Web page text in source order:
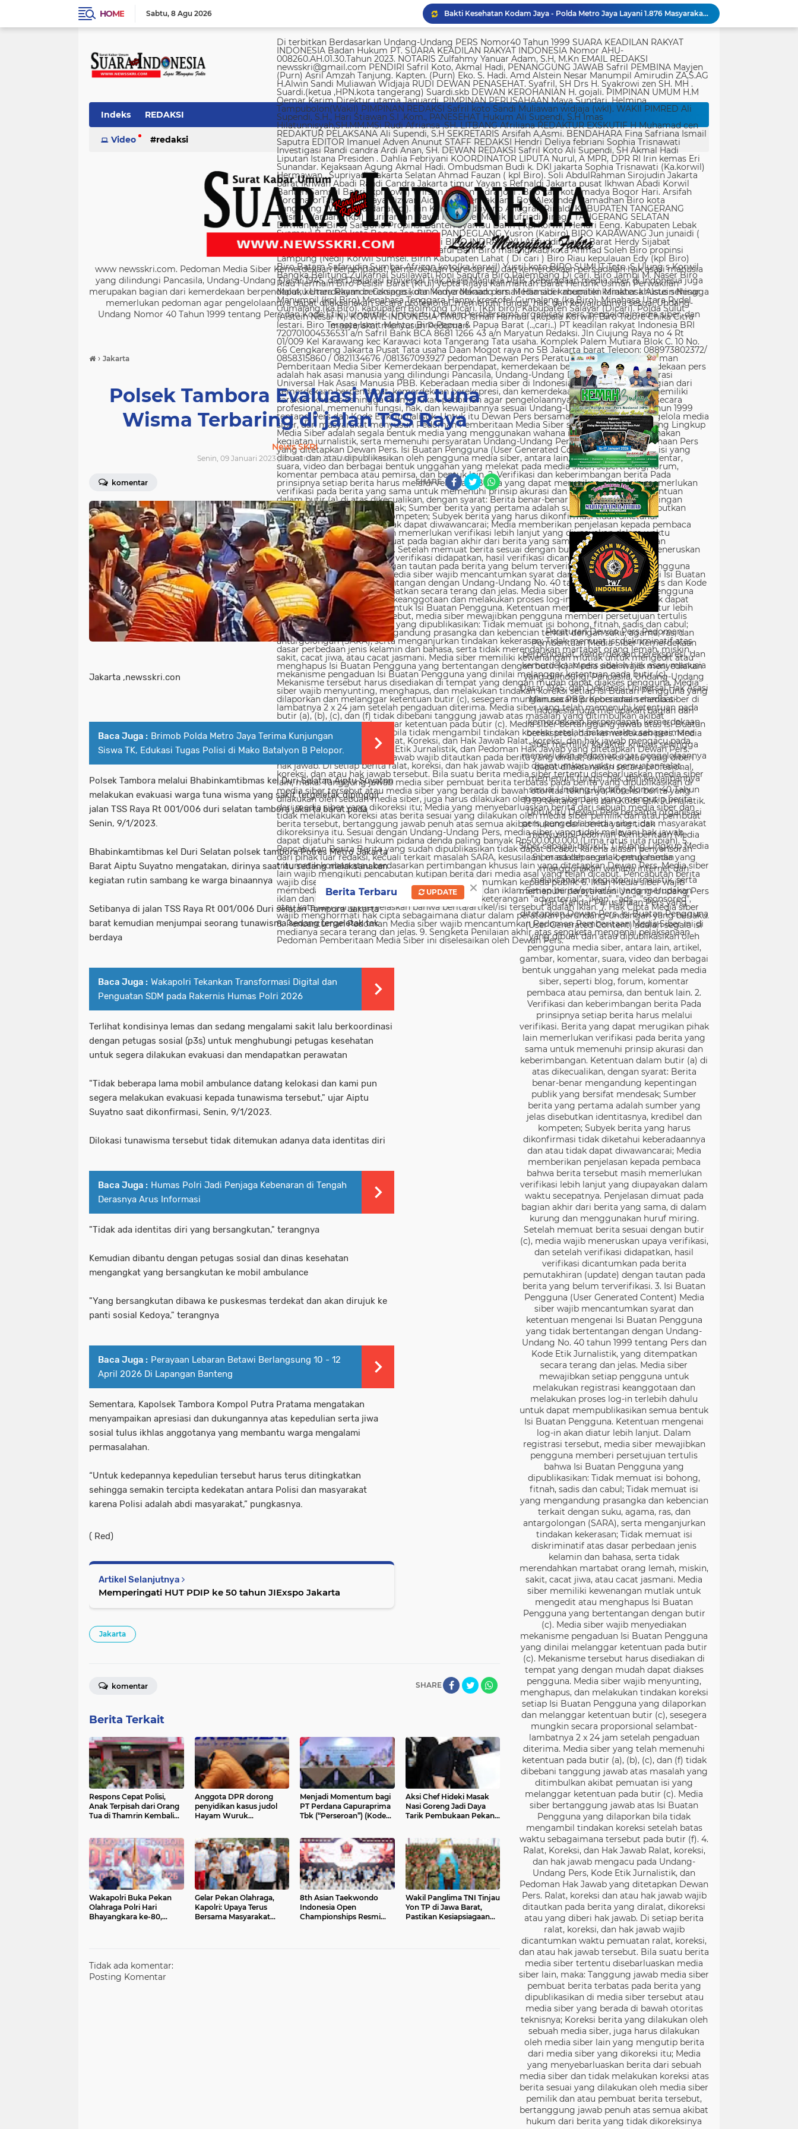
HOME Sabtu 8 Agu 2026
Bakti Kesehatan Kodam Jaya - Polda Metro Jaya Layani 1.876 Masyarakat di Monas
Dit Samapta Polda Metro Jaya Kerahkan Personel Bantu Tangani Kebakaran Gedung Bapenda
Imigrasi deportasi 25 WN Vietnam terkait izin tinggal
Bahu Membahu Demi Desa Sehat, Satgas TMMD Bersama Warga Bersihkan Saluran Air
Bapenda) Kabupaten Bekasi bersama sejumlah instansi terkait menggelar operasi
Di terbitkan Berdasarkan Undang-Undang PERS Nomor40 Tahun 1999 SUARA KEADILAN RAKYAT INDONESIA Badan Hukum PT. SUARA KEADILAN RAKYAT INDONESIA Nomor AHU-008260.AH.01.30.Tahun 2023. NOTARIS Zulfahmy Yanuar Adam, S.H, M.Kn EMAIL REDAKSI newsskri@gmail.com PENDIRI Safril Koto, Akmal Hadi, PENANGGUNG JAWAB Safril PEMBINA Mayjen (Purn) Asril Amzah Tanjung. Kapten. (Purn) Eko. S. Hadi. Amd Alstein Nesar Manumpil Amirudin ZA,S.AG H.Alwin Sandi Muliawan Widjaja RUDI DEWAN PENASEHAT. Syafril, SH Drs H. Syakrowi zen SH. MH . Suardi.(ketua ,HPN.kota tangerang) Suardi.skb DEWAN KEROHANIAN H. gojali. PIMPINAN UMUM H.M Qemar Karim Direktur utama Januardi. PIMPINAN PERUSAHAAN Maya Sundari. Helmina Tampubolon(Wakil) PIMPINAN REDAKSI Safril koto Sandi Muliawan widjaja (wkl). WAKIl PIMRED Ali Supendi, S.H., Hari Stiawan S.I .Kom., PANESEHAT Hukum Ali Supendi, S.H Imas Hilatunnisyah,SH.MM.MSi Rudi Afriansa ,SH. LITBANG Afriliana REDAKTUR EXSKUTIF H Muhamad cen REDAKTUR PELAKSANA Ali Supendi, S.H SEKRETARIS Arsifah A,Asmi. BENDAHARA Fina Safriana Ismail Saputra EDITOR Imanuel Adven Anunut STAFF REDAKSI Hendri Deliya febriani Sophia Trisnawati Investigasi Randi candra Ardi Anan, SH. DEWAN REDAKSI Safril Koto Ali Supendi, SH Akmal Hadi Liputan Istana Presiden . Dahlia Febriyani KOORDINATOR LIPUTA Nurul, A MPR, DPR RI Irin kemas Eri Sunandar. Kejaksaan Agung Akmal Hadi. Ombudsman Budi k. DKI jakarta Sophia Trisnawati (Ka.korwil) Hermawan . Supriyadi. Jakarta Selatan Ahmad Fauzan ( kpl Biro). Soli AbdulRahman Sirojudin Jakarta barat Ikhwan Abadi Randi Candra Jakarta timur Yayan s Refnaldi Jakarta pusat Ikhwan Abadi Korwil Banten Samsul Bahri (kpl kowil) Wirson risman Indra joni . Biro kab/kota madya Bogor Hari. Arsifah KordinatorTangerang raya Rizwan Aidil ( kpl. Perwakilan). Boy Alexander Ramadhan Biro kota Tangerang Wisnu Wardana(kpl). Irin Kamas Andriyano Anugrah Rinaldi KABUPATEN TANGERANG Wisnu Wardana (kpl) Nuriyaman David Natanael Manik Sufriadi Sinaga TANGERANG SELATAN Dirman(kpl Biro) Sargono Propinsi Banten Syamsu Bahri ( kpl korwil) Hendri Eeng. Kabupaten Lebak Syamsul B. BIRO kota Bogor Jon BIRO PANDEGLANG Yusron (Kabiro) BIRO KARAWANG Jun junaidi ( kpl Biro) Ugi . BIRO KUNINGAN Nurhadi BIRO INDRAMAYU Afifuddin Jawa Barat Herdy Sijabat (kapowil). BIRO JAWA TIMUR Sofiyan Saful Bahi Biro malang kab/kota Ahmad Soleh Biro propinsi Lampung (Nedi) Korwil Sumsel. Birin Kabupaten Lahat ( Di cari ) Biro Riau kepulauan Edy (kpl Biro) Biro Batam Safarudin Sumbar Afrizon koto(ka korwil) Yusril koto BIRO SUMUT Toto. S Ulung s Korwil Bangka Belitung Zulkarnai Susilawati Roni Saputra Biro Palembang Di cari. Biro Jambi M. Naser Biro Riau Hermain Biro Pesisir Barat (Krui) yepta Rijaya Kalimantan Barat Hendrik Usman Perwakilan Maluku Utara Raymon Caniago kota Madya Manado Ismail Hamadi kabupaten Minahasa Alstein Nesar Manumpil (kpl Biro) Menahasa Tenggara Hanny krestofel Gumalang (ka.Biro). Minahasa Utara Rydel Gumalang.(ka.Biro). kabupaten Bolmong Dicari. (Kpl biro). Kabupaten Salayar (Dicari). Polda Sulut (Alstein Nesar N). KORWIL INDONESIA TIMUR Ismail Hamadi .(kepala Korwil). Biro Tidore Chika Citra lestari. Biro Ternate Ismit Mohtar Biro Papua & Papua Barat (..,cari..) PT keadilan rakyat Indonesia BRI 720701004536531 a/n Safril Bank BCA 8681 1266 43 a/n Maryatun Redaksi. Jln Ciujung Raya no 4 Rt 01/009 Kel Karawang kec Karawaci kota Tangerang Tata usaha. Komplek Palem Mutiara Blok C. 10 No. 66 Cengkareng Jakarta Pusat Tata usaha Daan Mogot raya no 5B Jakarta barat Telepon: 088973802372/ 0858315860 / 0821134676 /081367093927 pedoman Dewan Pers Peraturan Dewan Pers Pedoman Pemberitaan Media Siber Kemerdekaan berpendapat, kemerdekaan berekspresi, dan kemerdekaan pers adalah hak asasi manusia yang dilindungi Pancasila, Undang-Undang Dasar 1945, dan Deklarasi Universal Hak Asasi Manusia PBB. Keberadaan media siber di Indonesia juga merupakan bagian dari kemerdekaan berpendapat, kemerdekaan berekspresi, dan kemerdekaan pers. Media siber memiliki karakter khusus sehingga memerlukan pedoman agar pengelolaannya dapat dilaksanakan secara profesional, memenuhi fungsi, hak, dan kewajibannya sesuai Undang-Undang Nomor 40 Tahun 1999 tentang Pers dan Kode Etik Jurnalistik. Untuk itu Dewan Pers bersama organisasi pers, pengelola media siber, dan masyarakat menyusun Pedoman Pemberitaan Media Siber sebagai berikut: 1. Ruang Lingkup Media Siber adalah segala bentuk media yang menggunakan wahana internet dan melaksanakan kegiatan jurnalistik, serta memenuhi persyaratan Undang-Undang Pers dan Standar Perusahaan Pers yang ditetapkan Dewan Pers. Isi Buatan Pengguna (User Generated Content) adalah segala isi yang dibuat dan atau dipublikasikan oleh pengguna media siber, antara lain, artikel, gambar, komentar, suara, video dan berbagai bentuk unggahan yang melekat pada media siber, seperti blog, forum, komentar pembaca atau pemirsa, dan bentuk lain. 2. Verifikasi dan keberimbangan berita Pada prinsipnya setiap berita harus melalui verifikasi. Berita yang dapat merugikan pihak lain memerlukan verifikasi pada berita yang sama untuk memenuhi prinsip akurasi dan keberimbangan. Ketentuan dalam butir (a) di atas dikecualikan, dengan syarat: Berita benar-benar mengandung kepentingan publik yang bersifat mendesak; Sumber berita yang pertama adalah sumber yang jelas disebutkan identitasnya, kredibel dan kompeten; Subyek berita yang harus dikonfirmasi tidak diketahui keberadaannya dan atau tidak dapat diwawancarai; Media memberikan penjelasan kepada pembaca bahwa berita tersebut masih memerlukan verifikasi lebih lanjut yang diupayakan dalam waktu secepatnya. Penjelasan dimuat pada bagian akhir dari berita yang sama, di dalam kurung dan menggunakan huruf miring. Setelah memuat berita sesuai dengan butir (c), media wajib meneruskan upaya verifikasi, dan setelah verifikasi didapatkan, hasil verifikasi dicantumkan pada berita pemutakhiran (update) dengan tautan pada berita yang belum terverifikasi. 3. Isi Buatan Pengguna (User Generated Content) Media siber wajib mencantumkan syarat dan ketentuan mengenai Isi Buatan Pengguna yang tidak bertentangan dengan Undang-Undang No. 40 tahun 1999 tentang Pers dan Kode Etik Jurnalistik, yang ditempatkan secara terang dan jelas. Media siber mewajibkan setiap pengguna untuk melakukan registrasi keanggotaan dan melakukan proses log-in terlebih dahulu untuk dapat mempublikasikan semua bentuk Isi Buatan Pengguna. Ketentuan mengenai log-in akan diatur lebih lanjut. Dalam registrasi tersebut, media siber mewajibkan pengguna memberi persetujuan tertulis bahwa Isi Buatan Pengguna yang dipublikasikan: Tidak memuat isi bohong, fitnah, sadis dan cabul; Tidak memuat isi yang mengandung prasangka dan kebencian terkait dengan suku, agama, ras, dan antargolongan (SARA), serta menganjurkan tindakan kekerasan; Tidak memuat isi diskriminatif atas dasar perbedaan jenis kelamin dan bahasa, serta tidak merendahkan martabat orang lemah, miskin, sakit, cacat jiwa, atau cacat jasmani. Media siber memiliki kewenangan mutlak untuk mengedit atau menghapus Isi Buatan Pengguna yang bertentangan dengan butir (c). Media siber wajib menyediakan mekanisme pengaduan Isi Buatan Pengguna yang dinilai melanggar ketentuan pada butir (c). Mekanisme tersebut harus disediakan di tempat yang dengan mudah dapat diakses pengguna. Media siber wajib menyunting, menghapus, dan melakukan tindakan koreksi setiap Isi Buatan Pengguna yang dilaporkan dan melanggar ketentuan butir (c), sesegera mungkin secara proporsional selambat-lambatnya 2 x 24 jam setelah pengaduan diterima. Media siber yang telah memenuhi ketentuan pada butir (a), (b), (c), dan (f) tidak dibebani tanggung jawab atas masalah yang ditimbulkan akibat pemuatan isi yang melanggar ketentuan pada butir (c). Media siber bertanggung jawab atas Isi Buatan Pengguna yang dilaporkan bila tidak mengambil tindakan koreksi setelah batas waktu sebagaimana tersebut pada butir (f). 4. Ralat, Koreksi, dan Hak Jawab Ralat, koreksi, dan hak jawab mengacu pada Undang-Undang Pers, Kode Etik Jurnalistik, dan Pedoman Hak Jawab yang ditetapkan Dewan Pers. Ralat, koreksi dan atau hak jawab wajib ditautkan pada berita yang diralat, dikoreksi atau yang diberi hak jawab. Di setiap berita ralat, koreksi, dan hak jawab wajib dicantumkan waktu pemuatan ralat, koreksi, dan atau hak jawab tersebut. Bila suatu berita media siber tertentu disebarluaskan media siber lain, maka: Tanggung jawab media siber pembuat berita terbatas pada berita yang dipublikasikan di media siber tersebut atau media siber yang berada di bawah otoritas teknisnya; Koreksi berita yang dilakukan oleh sebuah media siber, juga harus dilakukan oleh media siber lain yang mengutip berita dari media siber yang dikoreksi itu; Media yang menyebarluaskan berita dari sebuah media siber dan tidak melakukan koreksi atas berita sesuai yang dilakukan oleh media siber pemilik dan atau pembuat berita tersebut, bertanggung jawab penuh atas semua akibat hukum dari berita yang tidak dikoreksinya itu. Sesuai dengan Undang-Undang Pers, media siber yang tidak melayani hak jawab dapat dijatuhi sanksi hukum pidana denda paling banyak Rp500.000.000 (Lima ratus juta rupiah). 5. Pencabutan Berita Berita yang sudah dipublikasikan tidak dapat dicabut karena alasan penyensoran dari pihak luar redaksi, kecuali terkait masalah SARA, kesusilaan, masa depan anak, pengalaman traumatik korban atau berdasarkan pertimbangan khusus lain yang ditetapkan Dewan Pers. Media siber lain wajib mengikuti pencabutan kutipan berita dari media asal yang telah dicabut. Pencabutan berita wajib disertai dengan alasan pencabutan dan diumumkan kepada publik. 6. Iklan Media siber wajib membedakan dengan tegas antara produk berita dan iklan. Setiap berita/artikel/isi yang merupakan iklan dan atau isi berbayar wajib mencantumkan keterangan ”advertorial”, ”iklan”, ”ads”, ”spons
Indeks REDAKSI
Video redaksi
www newsskri.com. Pedoman Media Siber Kemerdekaan berpendapat, kemerdekaan berekspresi, dan kemerdekaan pers adalah hak asasi manusia
yang dilindungi Pancasila, Undang-Undang Dasar 1945, dan Deklarasi Universal Hak Asasi Manusia PBB. Keberadaan media siber di Indonesia juga
merupakan bagian dari kemerdekaan berpendapat, kemerdekaan berekspresi, dan kemerdekaan pers. Media siber memiliki karakter khusus sehingga
memerlukan pedoman agar pengelolaannya dapat dilaksanakan secara profesional, memenuhi fungsi, hak, dan kewajibannya sesuai Undang-
Undang Nomor 40 Tahun 1999 tentang Pers dan Kode Etik Jurnalistik. Untuk itu Dewan Persbersama organisasi pers, pengelola media siber, dan
masyarakat menyusun Pedoman
› Jakarta
Polsek Tambora Evaluasi Warga tuna
Wisma Terbaring di jalan TSS Raya
News SKRI
Senin, 09 Januari 2023 | Januari 09, 2023 WIB | 0 Views
komentar SHARE
Jakarta ,newsskri.con
Baca Juga : Brimob Polda Metro Jaya Terima Kunjungan
Siswa TK, Edukasi Tugas Polisi di Mako Batalyon B Pelopor.
Polsek Tambora melalui Bhabinkamtibmas kel Duri Selatan Aiptu Suyatno
melakukan evakuasi warga tuna wisma yang sakit tergeletak dipinggir
jalan TSS Raya Rt 001/006 duri selatan tambora jakarta barat pada
Senin, 9/1/2023.
Bhabinkamtibmas kel Duri Selatan polsek tambora Polres Metro Jakarta
Barat Aiptu Suyatno mengatakan, dirinya saat itu sedang melaksanakan
kegiatan rutin sambang ke warga binaannya
Setibanya di jalan TSS Raya Rt 001/006 Duri selatan Tambora Jakarta
barat kemudian menjumpai seorang tunawisma sedang tergeletak tak
berdaya
Baca Juga : Wakapolri Tekankan Transformasi Digital dan
Penguatan SDM pada Rakernis Humas Polri 2026
Terlihat kondisinya lemas dan sedang mengalami sakit lalu berkoordinasi
dengan petugas sosial (p3s) untuk menghubungi petugas kesehatan
untuk segera dilakukan evakuasi dan mendapatkan perawatan
"Tidak beberapa lama mobil ambulance datang kelokasi dan kami pun
segera melakukan evakuasi kepada tunawisma tersebut," ujar Aiptu
Suyatno saat dikonfirmasi, Senin, 9/1/2023.
Dilokasi tunawisma tersebut tidak ditemukan adanya data identitas diri
Baca Juga : Humas Polri Jadi Penjaga Kebenaran di Tengah
Derasnya Arus Informasi
"Tidak ada identitas diri yang bersangkutan," terangnya
Kemudian dibantu dengan petugas sosial dan dinas kesehatan
mengangkat yang bersangkutan ke mobil ambulance
"Yang bersangkutan dibawa ke puskesmas terdekat dan akan dirujuk ke
panti sosial Kedoya," terangnya
Baca Juga : Perayaan Lebaran Betawi Berlangsung 10 - 12
April 2026 Di Lapangan Banteng
Sementara, Kapolsek Tambora Kompol Putra Pratama mengatakan
menyampaikan apresiasi dan dukungannya atas kepedulian serta jiwa
sosial tulus ikhlas anggotanya yang membantu warga mengalami
permasalahan.
“Untuk kedepannya kepedulian tersebut harus terus ditingkatkan
sehingga semakin tercipta kedekatan antara Polisi dan masyarakat
karena Polisi adalah abdi masyarakat,” pungkasnya.
( Red)
Artikel Selanjutnya
Memperingati HUT PDIP ke 50 tahun JIExspo Jakarta
Jakarta
SHARE
komentar
Berita Terkait
Respons Cepat Polisi,
Anak Terpisah dari Orang
Tua di Thamrin Kembali
Anggota DPR dorong
penyidikan kasus judol
Hayam Wuruk
Menjadi Momentum bagi
PT Perdana Gapuraprima
Tbk (“Perseroan”) (Kode
Aksi Chef Hideki Masak
Nasi Goreng Jadi Daya
Tarik Pembukaan Pekan
Wakapolri Buka Pekan
Olahraga Polri Hari
Bhayangkara ke-80,
Gelar Pekan Olahraga,
Kapolri: Upaya Terus
Bersama Masyarakat
8th Asian Taekwondo
Indonesia Open
Championships Resmi
Wakil Panglima TNI Tinjau
Yon TP di Jawa Barat,
Pastikan Kesiapsiagaan
Tidak ada komentar:
Posting Komentar
Peraturan Dewan Pers Pedoman
Pemberitaan Media Siber Kemerdekaan
berpendapat, kemerdekaan berekspresi, dan
kemerdekaan pers adalah hak asasi manusia
yang dilindungi Pancasila, Undang-Undang
Dasar 1945, dan Deklarasi Universal Hak Asasi
Manusia PBB. Keberadaan media siber di
Indonesia juga merupakan bagian dari
kemerdekaan berpendapat, kemerdekaan
berekspresi, dan kemerdekaan pers. Media
siber memiliki karakter khusus sehingga
memerlukan pedoman agar pengelolaannya
dapat dilaksanakan secara profesional,
memenuhi fungsi, hak, dan kewajibannya
sesuai Undang-Undang Nomor 40 Tahun
1999 tentang Pers dan Kode Etik Jurnalistik.
Untuk itu Dewan Pers bersama organisasi
pers, pengelola media siber, dan masyarakat
menyusun Pedoman Pemberitaan Media
Siber sebagai berikut: 1. Ruang Lingkup Media
Siber adalah segala bentuk media yang
menggunakan wahana internet dan
melaksanakan kegiatan jurnalistik, serta
memenuhi persyaratan Undang-Undang Pers
dan Standar Perusahaan Pers yang
ditetapkan Dewan Pers. Isi Buatan Pengguna
(User Generated Content) adalah segala isi
yang dibuat dan atau dipublikasikan oleh
pengguna media siber, antara lain, artikel,
gambar, komentar, suara, video dan berbagai
bentuk unggahan yang melekat pada media
siber, seperti blog, forum, komentar
pembaca atau pemirsa, dan bentuk lain. 2.
Verifikasi dan keberimbangan berita Pada
prinsipnya setiap berita harus melalui
verifikasi. Berita yang dapat merugikan pihak
lain memerlukan verifikasi pada berita yang
sama untuk memenuhi prinsip akurasi dan
keberimbangan. Ketentuan dalam butir (a) di
atas dikecualikan, dengan syarat: Berita
benar-benar mengandung kepentingan
publik yang bersifat mendesak; Sumber
berita yang pertama adalah sumber yang
jelas disebutkan identitasnya, kredibel dan
kompeten; Subyek berita yang harus
dikonfirmasi tidak diketahui keberadaannya
dan atau tidak dapat diwawancarai; Media
memberikan penjelasan kepada pembaca
bahwa berita tersebut masih memerlukan
verifikasi lebih lanjut yang diupayakan dalam
waktu secepatnya. Penjelasan dimuat pada
bagian akhir dari berita yang sama, di dalam
kurung dan menggunakan huruf miring.
Setelah memuat berita sesuai dengan butir
(c), media wajib meneruskan upaya verifikasi,
dan setelah verifikasi didapatkan, hasil
verifikasi dicantumkan pada berita
pemutakhiran (update) dengan tautan pada
berita yang belum terverifikasi. 3. Isi Buatan
Pengguna (User Generated Content) Media
siber wajib mencantumkan syarat dan
ketentuan mengenai Isi Buatan Pengguna
yang tidak bertentangan dengan Undang-
Undang No. 40 tahun 1999 tentang Pers dan
Kode Etik Jurnalistik, yang ditempatkan
secara terang dan jelas. Media siber
mewajibkan setiap pengguna untuk
melakukan registrasi keanggotaan dan
melakukan proses log-in terlebih dahulu
untuk dapat mempublikasikan semua bentuk
Isi Buatan Pengguna. Ketentuan mengenai
log-in akan diatur lebih lanjut. Dalam
registrasi tersebut, media siber mewajibkan
pengguna memberi persetujuan tertulis
bahwa Isi Buatan Pengguna yang
dipublikasikan: Tidak memuat isi bohong,
fitnah, sadis dan cabul; Tidak memuat isi
yang mengandung prasangka dan kebencian
terkait dengan suku, agama, ras, dan
antargolongan (SARA), serta menganjurkan
tindakan kekerasan; Tidak memuat isi
diskriminatif atas dasar perbedaan jenis
kelamin dan bahasa, serta tidak
merendahkan martabat orang lemah, miskin,
sakit, cacat jiwa, atau cacat jasmani. Media
siber memiliki kewenangan mutlak untuk
mengedit atau menghapus Isi Buatan
Pengguna yang bertentangan dengan butir
(c). Media siber wajib menyediakan
mekanisme pengaduan Isi Buatan Pengguna
yang dinilai melanggar ketentuan pada butir
(c). Mekanisme tersebut harus disediakan di
tempat yang dengan mudah dapat diakses
pengguna. Media siber wajib menyunting,
menghapus, dan melakukan tindakan koreksi
setiap Isi Buatan Pengguna yang dilaporkan
dan melanggar ketentuan butir (c), sesegera
mungkin secara proporsional selambat-
lambatnya 2 x 24 jam setelah pengaduan
diterima. Media siber yang telah memenuhi
ketentuan pada butir (a), (b), (c), dan (f) tidak
dibebani tanggung jawab atas masalah yang
ditimbulkan akibat pemuatan isi yang
melanggar ketentuan pada butir (c). Media
siber bertanggung jawab atas Isi Buatan
Pengguna yang dilaporkan bila tidak
mengambil tindakan koreksi setelah batas
waktu sebagaimana tersebut pada butir (f). 4.
Ralat, Koreksi, dan Hak Jawab Ralat, koreksi,
dan hak jawab mengacu pada Undang-
Undang Pers, Kode Etik Jurnalistik, dan
Pedoman Hak Jawab yang ditetapkan Dewan
Pers. Ralat, koreksi dan atau hak jawab wajib
ditautkan pada berita yang diralat, dikoreksi
atau yang diberi hak jawab. Di setiap berita
ralat, koreksi, dan hak jawab wajib
dicantumkan waktu pemuatan ralat, koreksi,
dan atau hak jawab tersebut. Bila suatu berita
media siber tertentu disebarluaskan media
siber lain, maka: Tanggung jawab media siber
pembuat berita terbatas pada berita yang
dipublikasikan di media siber tersebut atau
media siber yang berada di bawah otoritas
teknisnya; Koreksi berita yang dilakukan oleh
sebuah media siber, juga harus dilakukan
oleh media siber lain yang mengutip berita
dari media siber yang dikoreksi itu; Media
yang menyebarluaskan berita dari sebuah
media siber dan tidak melakukan koreksi atas
berita sesuai yang dilakukan oleh media siber
pemilik dan atau pembuat berita tersebut,
bertanggung jawab penuh atas semua akibat
hukum dari berita yang tidak dikoreksinya
×
Berita Terbaru UPDATE